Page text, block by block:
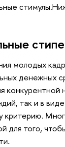
молодых
денежных
конкурентной
так и в
критерию.
для того,